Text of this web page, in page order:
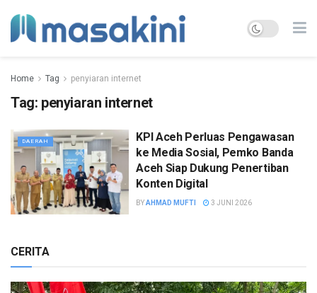
Home Tag penyiaran internet
Tag: penyiaran internet
DAERAH
KPI Aceh Perluas Pengawasan
ke Media Sosial, Pemko Banda
Aceh Siap Dukung Penertiban
Konten Digital
BYAHMAD MUFTI 3 JUNI 2026
CERITA